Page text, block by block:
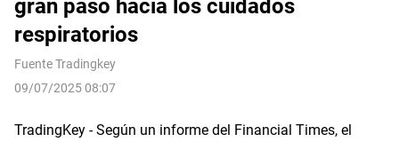
respiratorios
FuenteTradingkey
09/07/2025 08:07
TradingKey - Según un informe del Financial Times, el